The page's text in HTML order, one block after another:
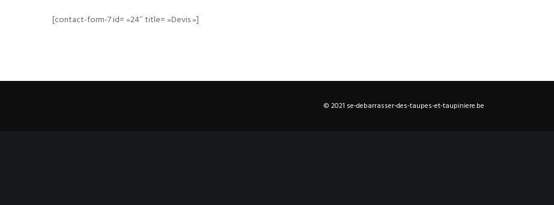
[contact-form-7 id= »24″ title= »Devis »]
© 2021 se-debarrasser-des-taupes-et-taupiniere.be